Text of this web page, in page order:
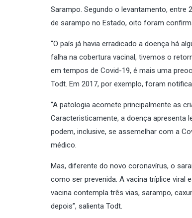
Sarampo. Segundo o levantamento,
de sarampo no Estado, oito foram
“O país já havia erradicado a doença há
falha na cobertura vacinal, tivemos o
em tempos de Covid-19, é mais uma
Todt. Em 2017, por exemplo, foram
“A patologia acomete principalmente as
Caracteristicamente, a doença apresenta
podem, inclusive, se assemelhar com a
médico.
Mas, diferente do novo coronavírus, o
como ser prevenida. A vacina tríplice viral
vacina contempla três vias, sarampo,
depois”, salienta Todt.